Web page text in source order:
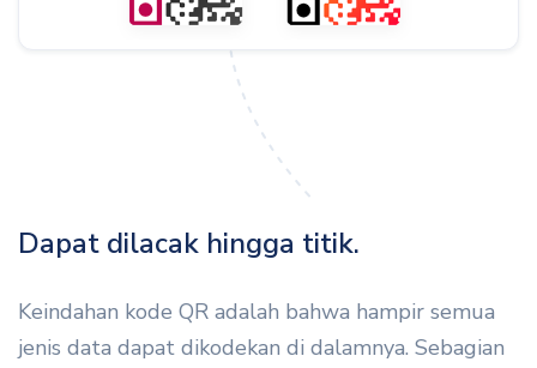
Dapat dilacak hingga titik.
Keindahan kode QR adalah bahwa hampir semua
jenis data dapat dikodekan di dalamnya. Sebagian